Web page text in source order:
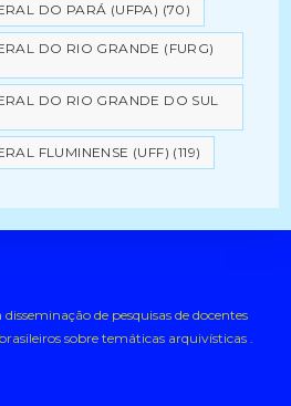
DO PARÁ (UFPA) (70)
DO RIO GRANDE (FURG)
DO RIO GRANDE DO SUL
FLUMINENSE (UFF) (119)
de pesquisas de docentes
sobre temáticas arquivísticas .